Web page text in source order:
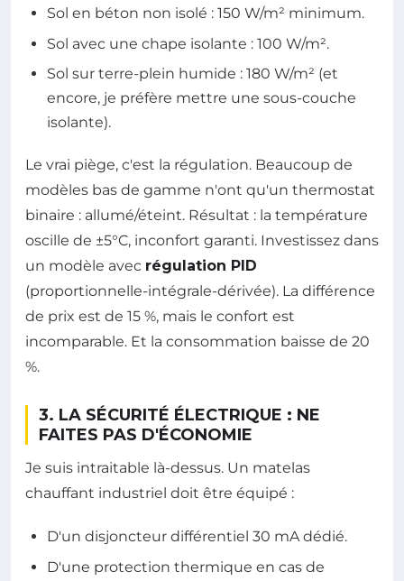
Sol en béton non isolé : 150 W/m² minimum.
Sol avec une chape isolante : 100 W/m².
Sol sur terre-plein humide : 180 W/m² (et
encore, je préfère mettre une sous-couche
isolante).
Le vrai piège, c'est la régulation. Beaucoup de
modèles bas de gamme n'ont qu'un thermostat
binaire : allumé/éteint. Résultat : la température
oscille de ±5°C, inconfort garanti. Investissez dans
un modèle avec régulation PID
(proportionnelle-intégrale-dérivée). La différence
de prix est de 15 %, mais le confort est
incomparable. Et la consommation baisse de 20
%.
3. LA SÉCURITÉ ÉLECTRIQUE : NE
FAITES PAS D'ÉCONOMIE
Je suis intraitable là-dessus. Un matelas
chauffant industriel doit être équipé :
D'un disjoncteur différentiel 30 mA dédié.
D'une protection thermique en cas de